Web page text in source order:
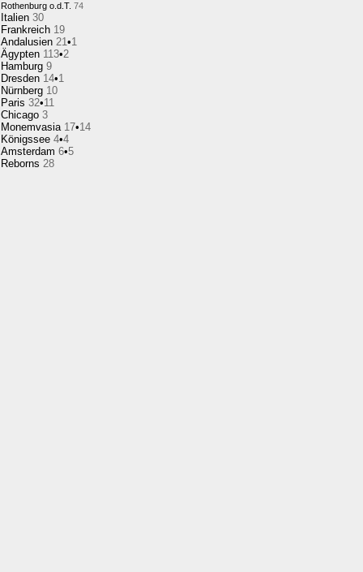
Rothenburg o.d.T. 74
Italien 30
Frankreich 19
Andalusien 21•1
Ägypten 113•2
Hamburg 9
Dresden 14•1
Nürnberg 10
Paris 32•11
Chicago 3
Monemvasia 17•14
Königssee 4•4
Amsterdam 6•5
Reborns 28